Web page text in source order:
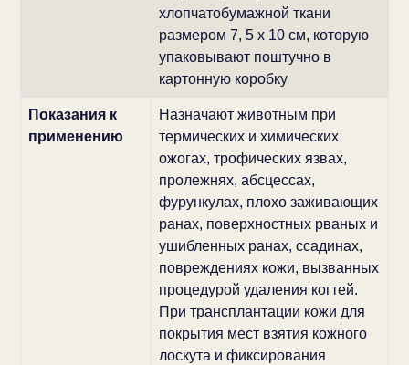
хлопчатобумажной ткани
размером 7, 5 х 10 см, которую
упаковывают поштучно в
картонную коробку
Показания к
применению
Назначают животным при
термических и химических
ожогах, трофических язвах,
пролежнях, абсцессах,
фурункулах, плохо заживающих
ранах, поверхностных рваных и
ушибленных ранах, ссадинах,
повреждениях кожи, вызванных
процедурой удаления когтей.
При трансплантации кожи для
покрытия мест взятия кожного
лоскута и фиксирования